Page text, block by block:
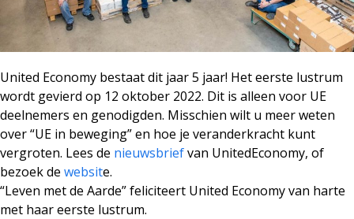
United Economy bestaat dit jaar 5 jaar! Het eerste lustrum
wordt gevierd op 12 oktober 2022. Dit is alleen voor UE
deelnemers en genodigden. Misschien wilt u meer weten
over “UE in beweging” en hoe je veranderkracht kunt
vergroten. Lees de nieuwsbriefvan UnitedEconomy, of
bezoek de website.
“Leven met de Aarde” feliciteert United Economy van harte
met haar eerste lustrum.